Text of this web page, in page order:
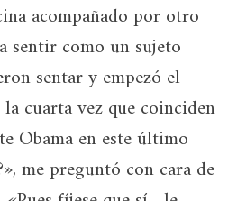
acompañado por otro
sentir como un sujeto
sentar y empezó el
cuarta vez que coinciden
Obama en este último
me preguntó con cara de